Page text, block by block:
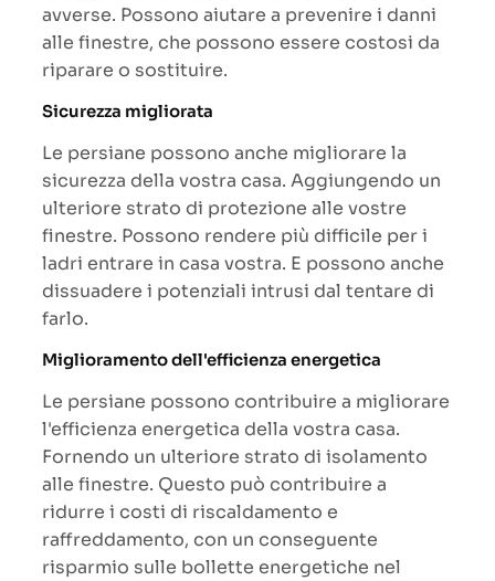
avverse. Possono aiutare a prevenire i danni
alle finestre, che possono essere costosi da
riparare o sostituire.
Sicurezza migliorata
Le persiane possono anche migliorare la
sicurezza della vostra casa. Aggiungendo un
ulteriore strato di protezione alle vostre
finestre. Possono rendere più difficile per i
ladri entrare in casa vostra. E possono anche
dissuadere i potenziali intrusi dal tentare di
farlo.
Miglioramento dell'efficienza energetica
Le persiane possono contribuire a migliorare
l'efficienza energetica della vostra casa.
Fornendo un ulteriore strato di isolamento
alle finestre. Questo può contribuire a
ridurre i costi di riscaldamento e
raffreddamento, con un conseguente
risparmio sulle bollette energetiche nel